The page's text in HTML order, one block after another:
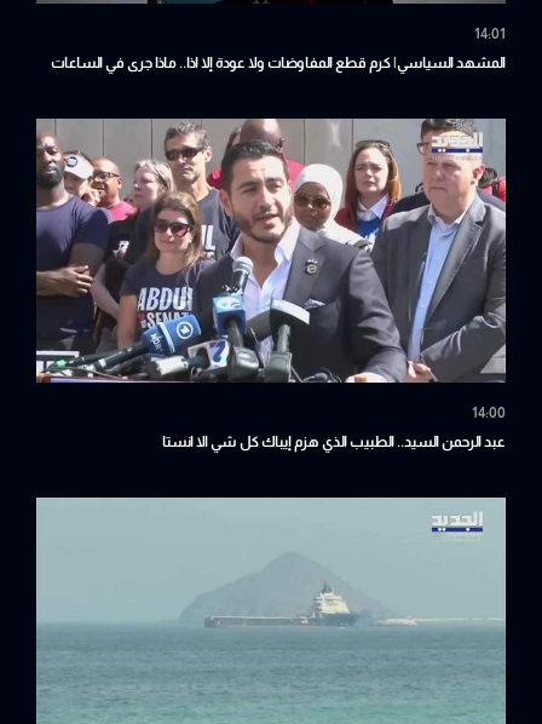
14:01
المشهد السياسي| كرم قطع المفاوضات ولا عودة إلا اذا.. ماذا جرى في الساعات
14:00
عبد الرحمن السيد.. الطبيب الذي هزم إيباك كل شي الا انستا